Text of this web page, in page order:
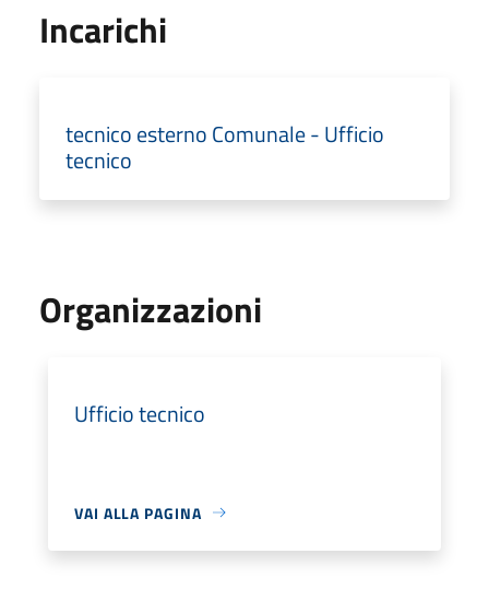
Incarichi
tecnico esterno Comunale - Ufficio
tecnico
Organizzazioni
Ufficio tecnico
VAI ALLA PAGINA